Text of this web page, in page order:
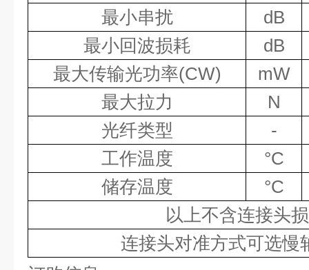
最小串扰
dB
最小回波损耗
dB
最大传输光功率(CW)
mW
最大拉力
N
光纤类型
-
工作温度
°C
储存温度
°C
以上不含连接头
连接头对准方式可选慢